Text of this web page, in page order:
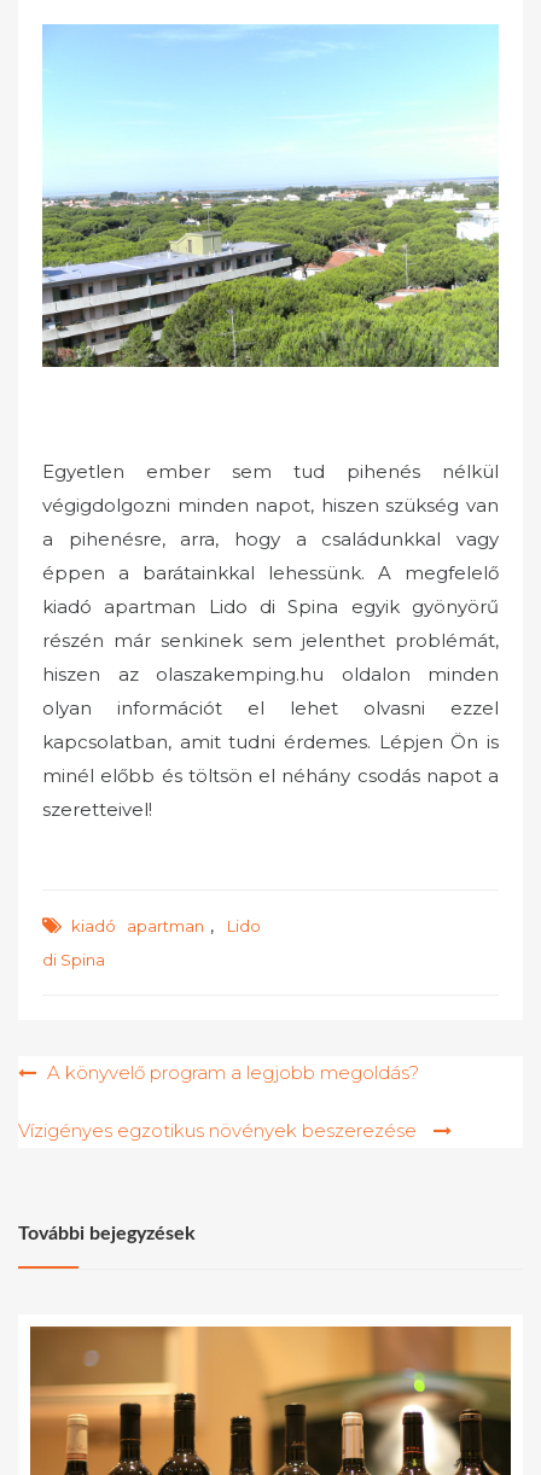
Egyetlen ember sem tud pihenés nélkül
végigdolgozni minden napot, hiszen szükség van
a pihenésre, arra, hogy a családunkkal vagy
éppen a barátainkkal lehessünk. A megfelelő
kiadó apartman Lido di Spina egyik gyönyörű
részén már senkinek sem jelenthet problémát,
hiszen az olaszakemping.hu oldalon minden
olyan információt el lehet olvasni ezzel
kapcsolatban, amit tudni érdemes. Lépjen Ön is
minél előbb és töltsön el néhány csodás napot a
szeretteivel!
kiadó apartman ,
Lido
di Spina
Bejegyzés
A könyvelő program a legjobb megoldás?
Vízigényes egzotikus növények beszerezése
További bejegyzések